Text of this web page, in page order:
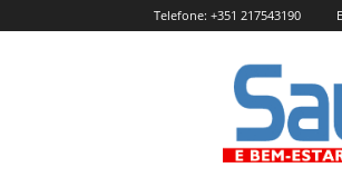
Telefone: +351 217543190